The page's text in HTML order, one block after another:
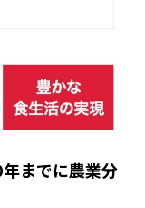
までに農業分